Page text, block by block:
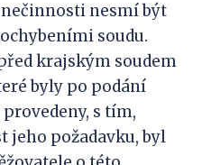
nesmí být
soudu.
krajským soudem
byly po podání
s tím,
jeho požadavku, byl